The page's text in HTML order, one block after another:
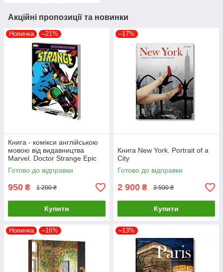
Акційні пропозиції та новинки
Новинка –21%
Книга - комікси англійською
мовою від видавництва
Marvel. Doctor Strange Epic
Collection: Nightmare On
Bleec
Готово до відправки
950 ₴ 1 200 ₴
Купити
–17%
Книга New York. Portrait of a
City
Готово до відправки
2 900 ₴ 3 500 ₴
Купити
Новинка –16% –13%